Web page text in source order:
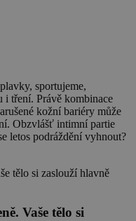
sportujeme,
i tření. Právě kombinace
kožní bariéry může
Obzvlášť intimní partie
letos podráždění vyhnout?
Vaše tělo si